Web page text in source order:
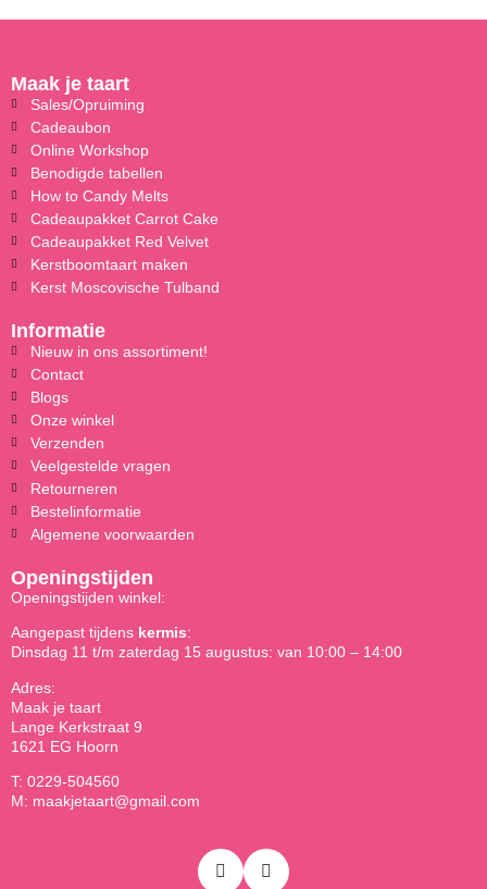
Maak je taart
Sales/Opruiming
Cadeaubon
Online Workshop
Benodigde tabellen
How to Candy Melts
Cadeaupakket Carrot Cake
Cadeaupakket Red Velvet
Kerstboomtaart maken
Kerst Moscovische Tulband
Informatie
Nieuw in ons assortiment!
Contact
Blogs
Onze winkel
Verzenden
Veelgestelde vragen
Retourneren
Bestelinformatie
Algemene voorwaarden
Openingstijden
Openingstijden winkel:
Aangepast tijdens kermis:
Dinsdag 11 t/m zaterdag 15 augustus: van 10:00 – 14:00
Adres:
Maak je taart
Lange Kerkstraat 9
1621 EG Hoorn
T: 0229-504560
M: maakjetaart@gmail.com